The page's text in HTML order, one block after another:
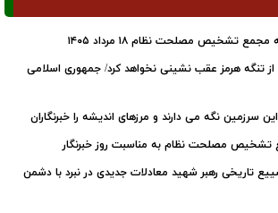
تشخیص مصلحت نظام ۱۸ مرداد ۱۴۰۵
از تنگه هرمز عقب نشینی نخواهد کرد/ جمهوری اسلامی
این سرزمین نگه می دارند و مرزهای اندیشه را خبرنگاران
مصلحت نظام به مناسبت روز خبرنگار
تاریخی رهبر شهید معادلات جدیدی در نبرد با دشمن